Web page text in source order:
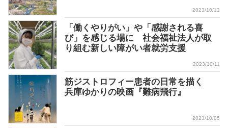
2023/10/12
「働くやりがい」や「感謝される喜
び」を感じる場に 社会福祉法人が取
り組む新しい障がい者就労支援
2023/10/11
筋ジストロフィー患者の日常を描く
兵庫ゆかりの映画『難病飛行』
2023/10/05